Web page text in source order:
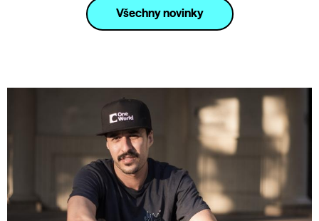
Všechny novinky